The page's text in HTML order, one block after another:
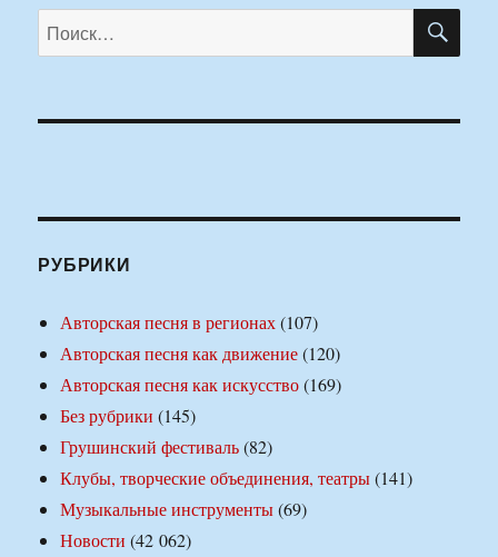
Искать:
РУБРИКИ
Авторская песня в регионах(107)
Авторская песня как движение(120)
Авторская песня как искусство(169)
Без рубрики (145)
Грушинский фестиваль(82)
Клубы, творческие объединения, театры(141)
Музыкальные инструменты(69)
Новости (42 062)